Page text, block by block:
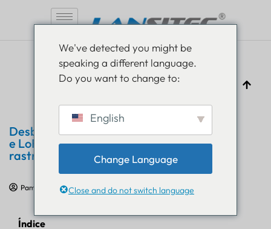
Desbloqueando a IoT interna: como BLE
e LoRaWAN transformam o
rastreamento de ativos
Pam Luthra 16 de setembro de 2025 Educação em IoT
Índice
We've detected you might be
speaking a different language.
Do you want to change to:
English
Change Language
Close and do not switch language